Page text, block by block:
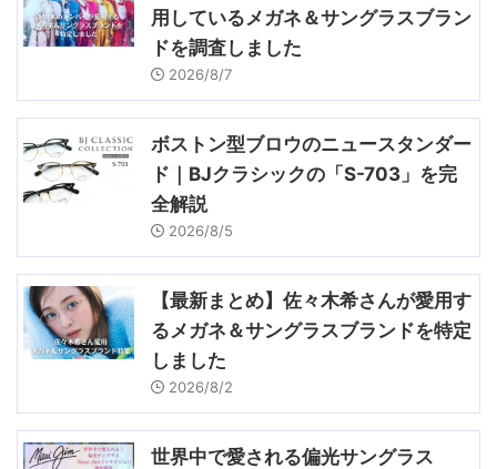
用しているメガネ＆サングラスブラン
ドを調査しました
2026/8/7
ボストン型ブロウのニュースタンダー
ド｜BJクラシックの「S-703」を完
全解説
2026/8/5
【最新まとめ】佐々木希さんが愛用す
るメガネ＆サングラスブランドを特定
しました
2026/8/2
世界中で愛される偏光サングラス